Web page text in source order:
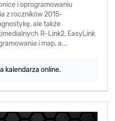
i oprogramowaniu
z roczników 2015-
ale także
R-Link2, EasyLink
i map, a...
kalendarza online.